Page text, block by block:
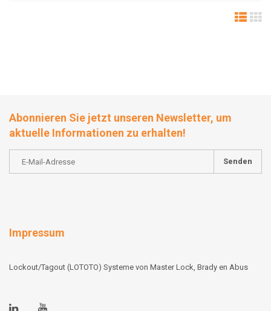
Abonnieren Sie jetzt unseren Newsletter, um
aktuelle Informationen zu erhalten!
Senden
Impressum
Lockout/Tagout (LOTOTO) Systeme von Master Lock, Brady en Abus